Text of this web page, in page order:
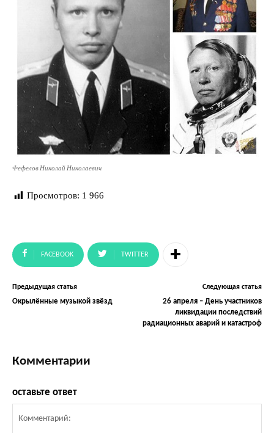
Фефелов Николай Николаевич
Просмотров: 1 966
FACEBOOK TWITTER
Предыдущая статья
Окрылённые музыкой звёзд
Следующая статья
26 апреля – День участников
ликвидации последствий
радиационных аварий и катастроф
Комментарии
оставьте ответ